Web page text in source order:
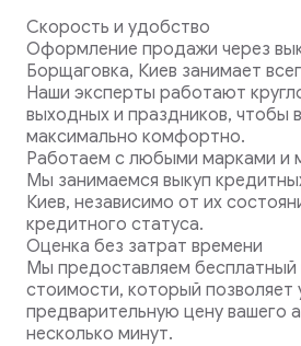
Скорость и удобство
Оформление продажи через
Борщаговка, Киев занимает
Наши эксперты работают
выходных и праздников, чтобы
максимально комфортно.
Работаем с любыми марками и
Мы занимаемся выкуп
Киев, независимо от их
кредитного статуса.
Оценка без затрат времени
Мы предоставляем бесплатный
стоимости, который позволяет
предварительную цену вашего
несколько минут.